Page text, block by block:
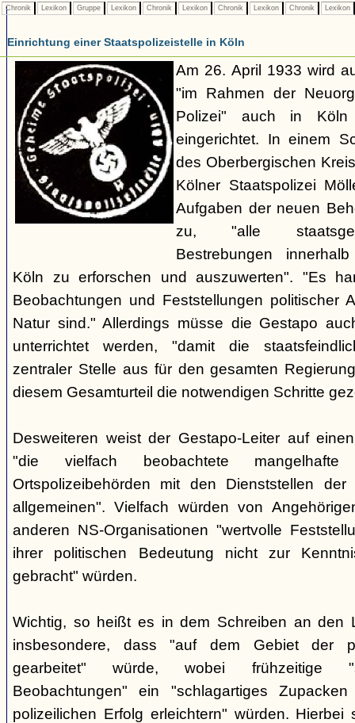
Chronik Lexikon Gruppe Lexikon Chronik Lexikon Chronik Lexikon Chronik Lexikon
Einrichtung einer Staatspolizeistelle in Köln
Am 26. April 1933 wird
"im Rahmen der
Polizei" auch in Köln
eingerichtet. In einem
des Oberbergischen
Kölner Staatspolizei
Aufgaben der neuen
zu, "alle
Bestrebungen
Köln zu erforschen und auszuwerten". "Es
Beobachtungen und Feststellungen politischer
Natur sind." Allerdings müsse die Gestapo
unterrichtet werden, "damit die
zentraler Stelle aus für den gesamten
diesem Gesamturteil die notwendigen Schritte
Desweiteren weist der Gestapo-Leiter auf
"die vielfach beobachtete mangelhafte
Ortspolizeibehörden mit den Dienststellen
allgemeinen". Vielfach würden von
anderen NS-Organisationen "wertvolle
ihrer politischen Bedeutung nicht zur
gebracht" würden.
Wichtig, so heißt es in dem Schreiben an den
insbesondere, dass "auf dem Gebiet der
gearbeitet" würde, wobei frühzeitige
Beobachtungen" ein "schlagartiges
polizeilichen Erfolg erleichtern" würden. Hierbei